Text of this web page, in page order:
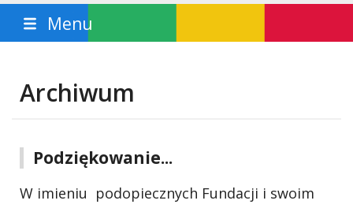
Menu
Archiwum
Podziękowanie...
W imieniu podopiecznych Fundacji i swoim